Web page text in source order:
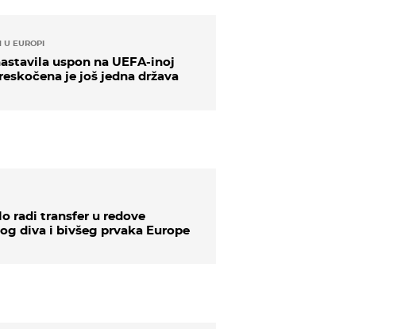
U EUROPI
uspon na UEFA-inoj
je još jedna država
radi transfer u redove
diva i bivšeg prvaka Europe